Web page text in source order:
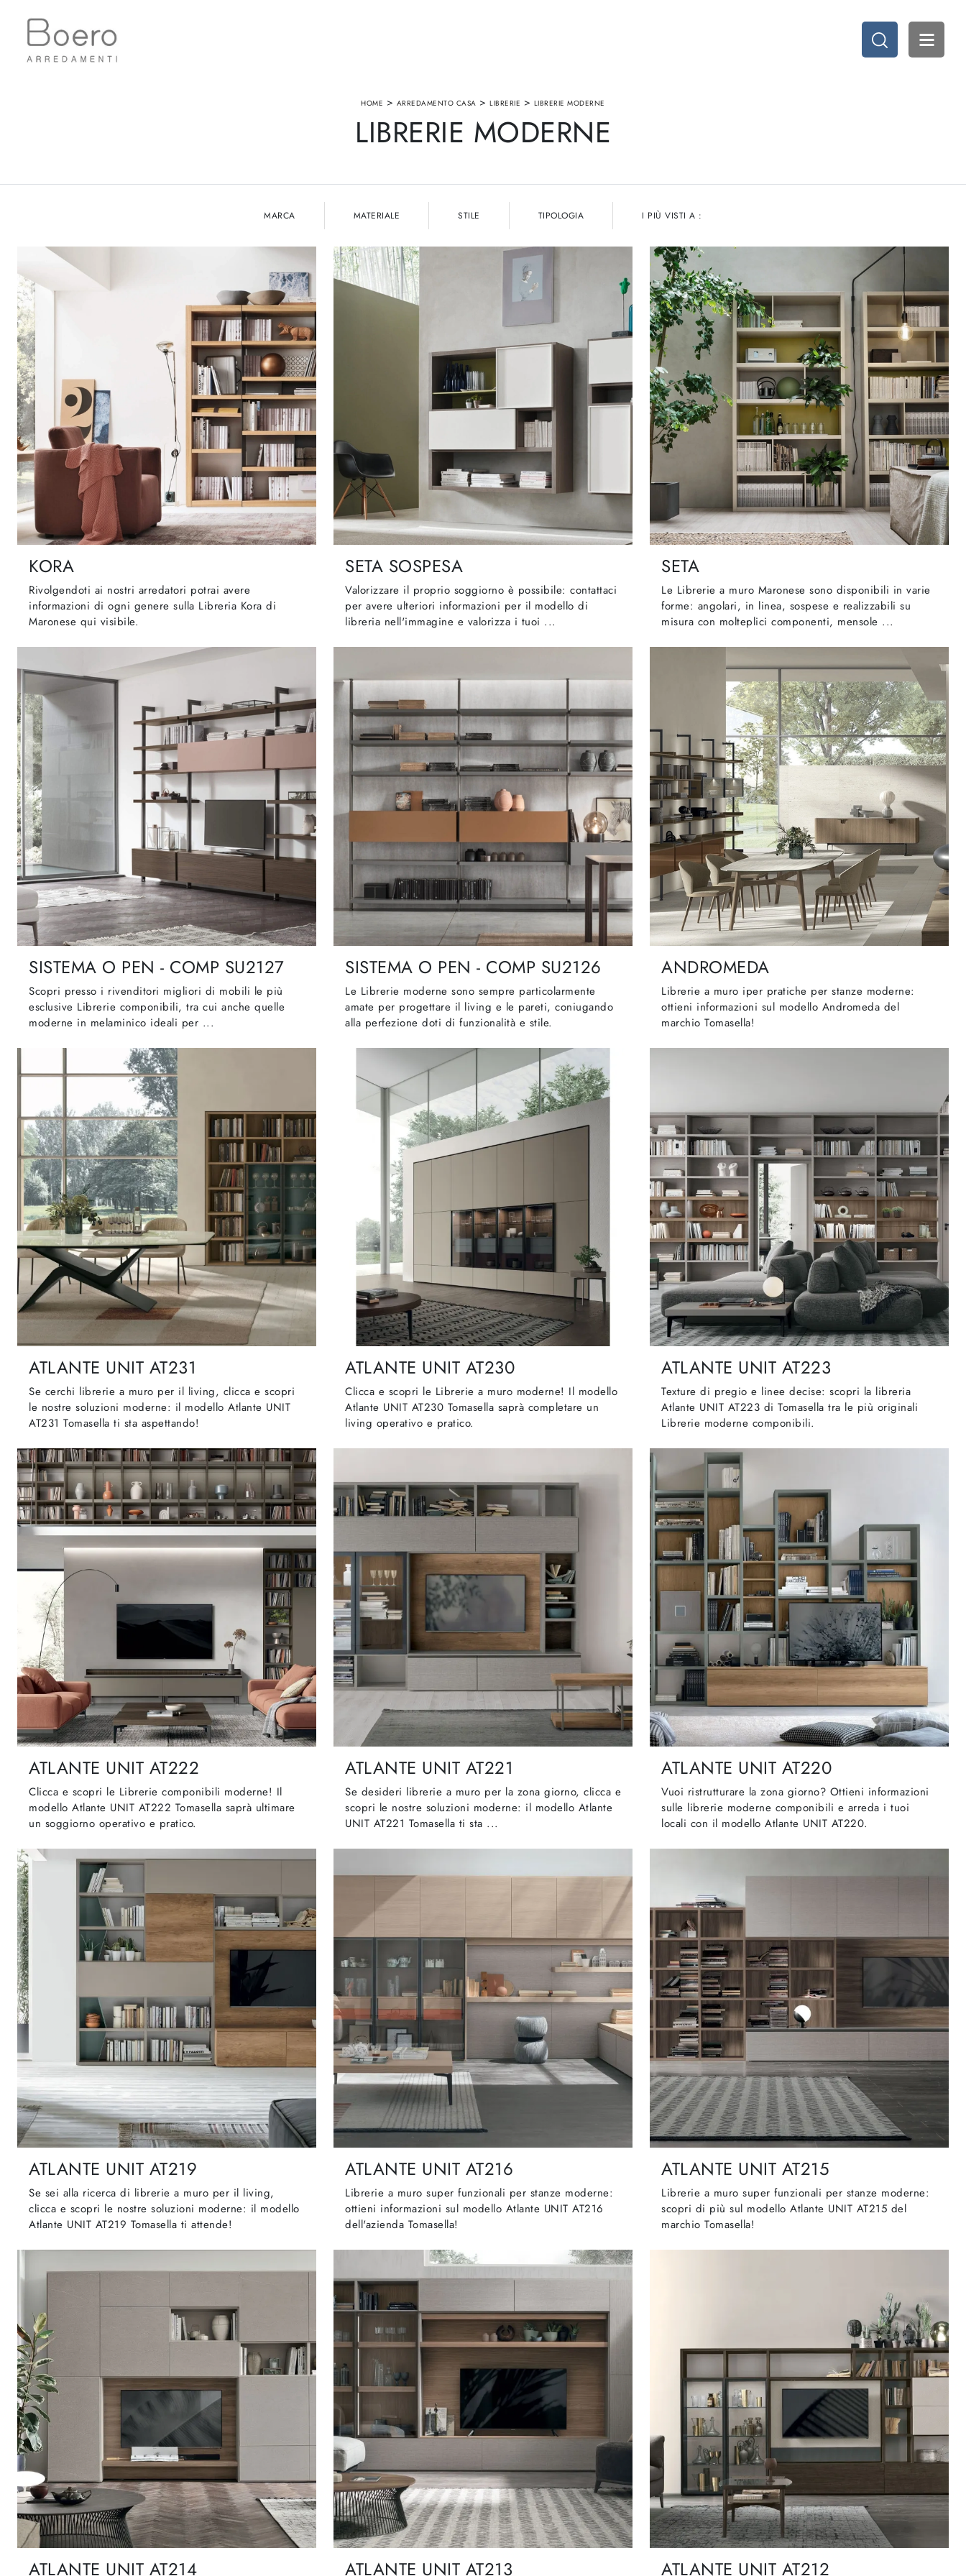
HOME > ARREDAMENTO CASA >LIBRERIE > LIBRERIE MODERNE
LIBRERIE MODERNE
MARCA MATERIALE STILE TIPOLOGIA I PIÙ VISTI A :
KORA
Rivolgendoti ai nostri arredatori potrai avere
informazioni di ogni genere sulla Libreria Kora di
Maronese qui visibile.
SETA SOSPESA
Valorizzare il proprio soggiorno è possibile: contattaci
per avere ulteriori informazioni per il modello di
libreria nell'immagine e valorizza i tuoi ...
SETA
Le Librerie a muro Maronese sono disponibili in varie
forme: angolari, in linea, sospese e realizzabili su
misura con molteplici componenti, mensole ...
SISTEMA O PEN - COMP SU2127
Scopri presso i rivenditori migliori di mobili le più
esclusive Librerie componibili, tra cui anche quelle
moderne in melaminico ideali per ...
SISTEMA O PEN - COMP SU2126
Le Librerie moderne sono sempre particolarmente
amate per progettare il living e le pareti, coniugando
alla perfezione doti di funzionalità e stile.
ANDROMEDA
Librerie a muro iper pratiche per stanze moderne:
ottieni informazioni sul modello Andromeda del
marchio Tomasella!
ATLANTE UNIT AT231
Se cerchi librerie a muro per il living, clicca e scopri
le nostre soluzioni moderne: il modello Atlante UNIT
AT231 Tomasella ti sta aspettando!
ATLANTE UNIT AT230
Clicca e scopri le Librerie a muro moderne! Il modello
Atlante UNIT AT230 Tomasella saprà completare un
living operativo e pratico.
ATLANTE UNIT AT223
Texture di pregio e linee decise: scopri la libreria
Atlante UNIT AT223 di Tomasella tra le più originali
Librerie moderne componibili.
ATLANTE UNIT AT222
Clicca e scopri le Librerie componibili moderne! Il
modello Atlante UNIT AT222 Tomasella saprà ultimare
un soggiorno operativo e pratico.
ATLANTE UNIT AT221
Se desideri librerie a muro per la zona giorno, clicca e
scopri le nostre soluzioni moderne: il modello Atlante
UNIT AT221 Tomasella ti sta ...
ATLANTE UNIT AT220
Vuoi ristrutturare la zona giorno? Ottieni informazioni
sulle librerie moderne componibili e arreda i tuoi
locali con il modello Atlante UNIT AT220.
ATLANTE UNIT AT219
Se sei alla ricerca di librerie a muro per il living,
clicca e scopri le nostre soluzioni moderne: il modello
Atlante UNIT AT219 Tomasella ti attende!
ATLANTE UNIT AT216
Librerie a muro super funzionali per stanze moderne:
ottieni informazioni sul modello Atlante UNIT AT216
dell'azienda Tomasella!
ATLANTE UNIT AT215
Librerie a muro super funzionali per stanze moderne:
scopri di più sul modello Atlante UNIT AT215 del
marchio Tomasella!
ATLANTE UNIT AT214 ATLANTE UNIT AT213 ATLANTE UNIT AT212